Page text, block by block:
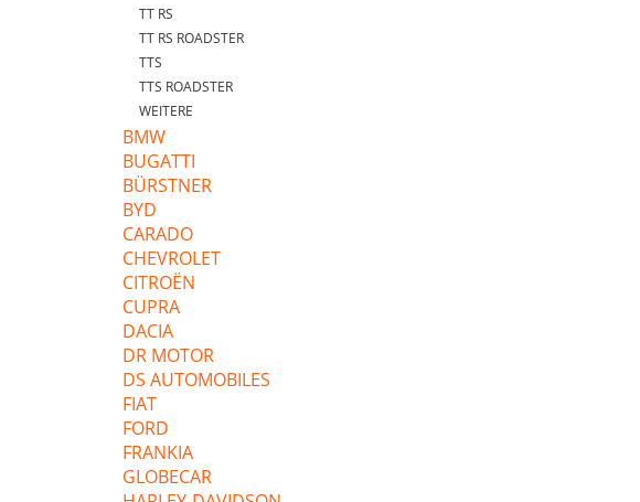
TT RS
TT RS ROADSTER
TTS
TTS ROADSTER
WEITERE
BMW
BUGATTI
BÜRSTNER
BYD
CARADO
CHEVROLET
CITROËN
CUPRA
DACIA
DR MOTOR
DS AUTOMOBILES
FIAT
FORD
FRANKIA
GLOBECAR